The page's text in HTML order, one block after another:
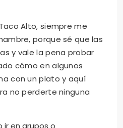
tacos en Barcelona. ¿No
visitar Taco
Alto, siempre me